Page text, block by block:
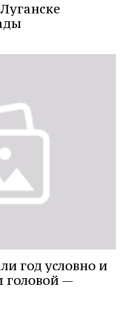
год условно и
головой —